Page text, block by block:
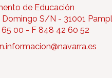
de Educación
S/N - 31001
00 - F 848 42 60 52